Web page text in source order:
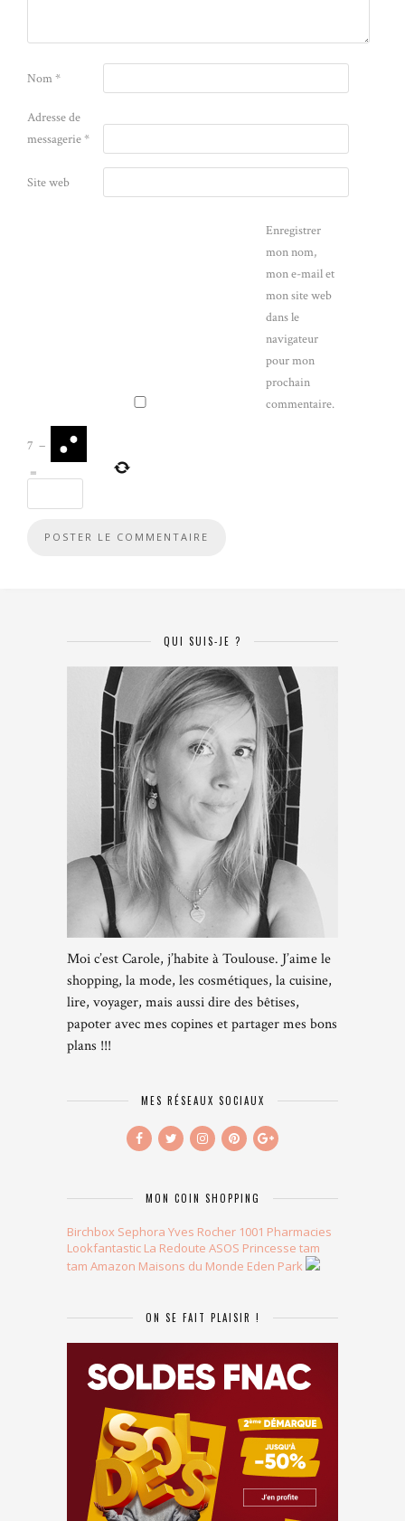
Nom*
Adresse de
messagerie*
Site web
Enregistrer
mon nom,
mon e-mail et
mon site web
dans le
navigateur
pour mon
prochain
commentaire.
7 −
=
QUI SUIS-JE ?
Moi c’est Carole, j’habite à Toulouse. J’aime le
shopping, la mode, les cosmétiques, la cuisine,
lire, voyager, mais aussi dire des bêtises,
papoter avec mes copines et partager mes bons
plans !!!
MES RÉSEAUX SOCIAUX
MON COIN SHOPPING
Birchbox Sephora Yves Rocher 1001 Pharmacies
Lookfantastic La Redoute ASOS Princesse tam
tam Amazon Maisons du Monde Eden Park
ON SE FAIT PLAISIR !